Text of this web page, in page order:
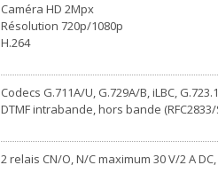
Caméra HD 2Mpx
Résolution 720p/1080p
H.264
Codecs G.711A/U, G.729A/B, iLBC,
DTMF intrabande, hors bande (RFC2833/
2 relais CN/O, N/C maximum 30 V/2 A DC,